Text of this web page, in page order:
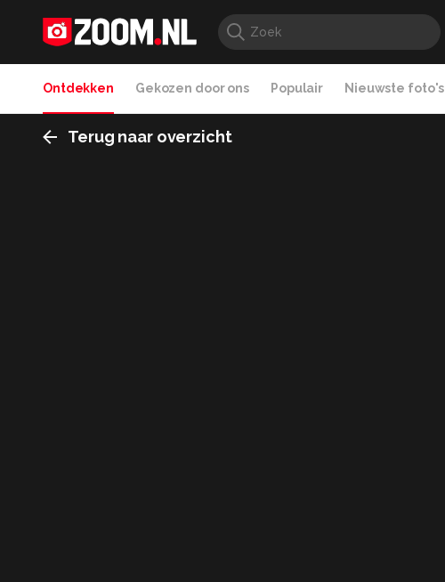
Ontdekken Gekozen door ons Populair Nieuwste foto's
Terug naar overzicht